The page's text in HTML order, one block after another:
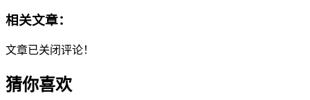
相关文章：
文章已关闭评论！
猜你喜欢